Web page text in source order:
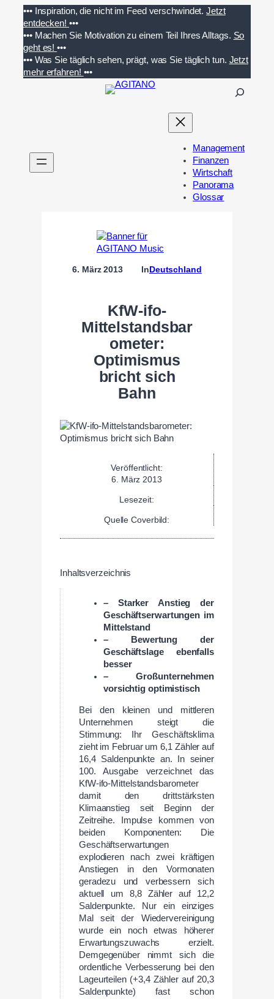
Inhalt
springen
••• Inspiration, die nicht im Feed verschwindet. Jetzt
entdecken! •••
••• Machen Sie Motivation zu einem Teil Ihres Alltags. So
geht es!•••
••• Was Sie täglich sehen, prägt, was Sie täglich tun. Jetzt
mehr erfahren! •••
n
Management
Finanzen
Wirtschaft
Panorama
Glossar
6. März 2013 InDeutschland
KfW-ifo-
Mittelstandsbar
ometer:
Optimismus
bricht sich
Bahn
Veröffentlicht:
6. März 2013
Lesezeit:
Quelle Coverbild:
Inhaltsverzeichnis
– Starker Anstieg der
Geschäftserwartungen im
Mittelstand
– Bewertung der
Geschäftslage ebenfalls
besser
– Großunternehmen
vorsichtig optimistisch
Bei den kleinen und mittleren
Unternehmen steigt die
Stimmung: Ihr Geschäftsklima
zieht im Februar um 6,1 Zähler auf
16,4 Saldenpunkte an. In seiner
100. Ausgabe verzeichnet das
KfW-ifo-Mittelstandsbarometer
damit den drittstärksten
Klimaanstieg seit Beginn der
Zeitreihe. Impulse kommen von
beiden Komponenten: Die
Geschäftserwartungen
explodieren nach zwei kräftigen
Anstiegen in den Vormonaten
geradezu und verbessern sich
aktuell um 8,8 Zähler auf 12,2
Saldenpunkte. Nur ein einziges
Mal seit der Wiedervereinigung
wurde ein noch etwas höherer
Erwartungszuwachs erzielt.
Demgegenüber nimmt sich die
ordentliche Verbesserung bei den
Lageurteilen (+3,4 Zähler auf 20,3
Saldenpunkte) fast schon